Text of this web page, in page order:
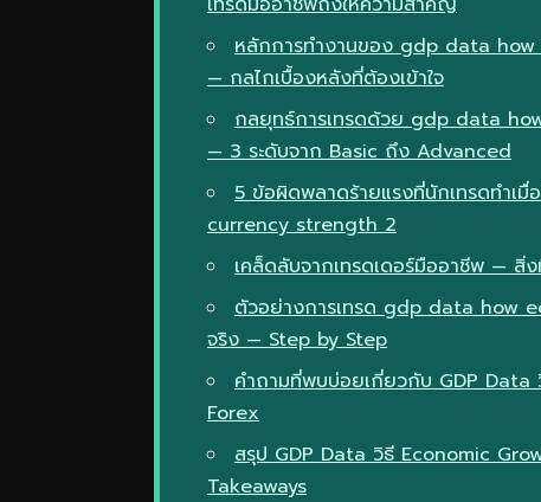
หลักการทำงานของ gdp data
— กลไกเบื้องหลังที่ต้องเข้าใจ
กลยุทธ์การเทรดด้วย gdp data
— 3 ระดับจาก Basic ถึง Advanced
5 ข้อผิดพลาดร้ายแรงที่นักเทรดทำ
currency strength 2
เคล็ดลับจากเทรดเดอร์มืออาชีพ — สิ่
ตัวอย่างการเทรด gdp data how
จริง — Step by Step
คำถามที่พบบ่อยเกี่ยวกับ GDP
Forex
สรุป GDP Data วิธี Economic
Takeaways